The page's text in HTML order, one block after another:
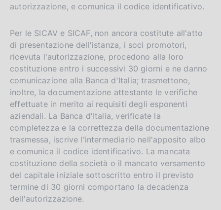
autorizzazione, e comunica il codice identificativo.
Per le SICAV e SICAF, non ancora costitute all'atto
di presentazione dell'istanza, i soci promotori,
ricevuta l'autorizzazione, procedono alla loro
costituzione entro i successivi 30 giorni e ne danno
comunicazione alla Banca d'Italia; trasmettono,
inoltre, la documentazione attestante le verifiche
effettuate in merito ai requisiti degli esponenti
aziendali. La Banca d'Italia, verificate la
completezza e la correttezza della documentazione
trasmessa, iscrive l'intermediario nell'apposito albo
e comunica il codice identificativo. La mancata
costituzione della società o il mancato versamento
del capitale iniziale sottoscritto entro il previsto
termine di 30 giorni comportano la decadenza
dell'autorizzazione.